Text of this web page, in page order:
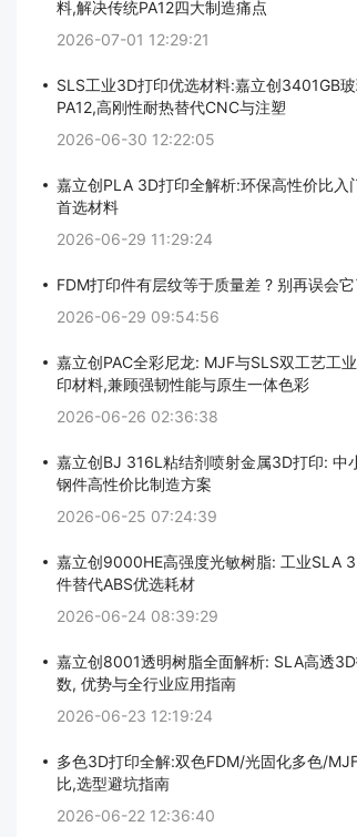
料,解决传统PA12四大制造痛点
2026-07-01 12:29:21
SLS工业3D打印优选材料:嘉立创3401GB
PA12,高刚性耐热替代CNC与注塑
2026-06-30 12:22:05
嘉立创PLA 3D打印全解析:环保高性价比入
首选材料
2026-06-29 11:29:24
FDM打印件有层纹等于质量差 ? 别再误会
2026-06-29 09:54:56
嘉立创PAC全彩尼龙: MJF与SLS双工艺工
印材料,兼顾强韧性能与原生一体色彩
2026-06-26 02:36:38
嘉立创BJ 316L粘结剂喷射金属3D打印: 中
钢件高性价比制造方案
2026-06-25 07:24:39
嘉立创9000HE高强度光敏树脂: 工业SLA
件替代ABS优选耗材
2026-06-24 08:39:29
嘉立创8001透明树脂全面解析: SLA高透
数, 优势与全行业应用指南
2026-06-23 12:19:24
多色3D打印全解:双色FDM/光固化多色/
比,选型避坑指南
2026-06-22 12:36:40